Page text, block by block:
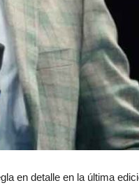
en detalle en la última